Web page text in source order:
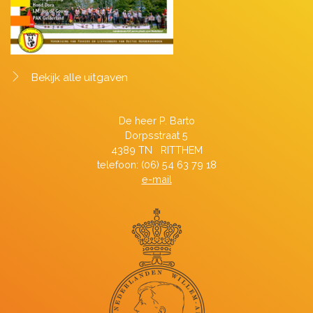
Bekijk alle uitgaven
De heer P. Barto
Dorpsstraat 5
4389 TN RITTHEM
telefoon: (06) 54 63 79 18
e-mail